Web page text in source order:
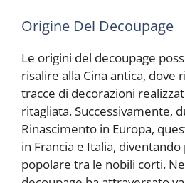
Origine Del Decoupage
Le origini del decoupage
risalire alla Cina antica, dove
tracce di decorazioni
ritagliata. Successivamente,
Rinascimento in Europa,
in Francia e Italia,
popolare tra le nobili corti.